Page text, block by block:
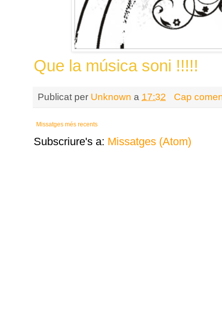
Que la música soni !!!!!
Publicat per Unknown a 17:32 Cap
Missatges més recents
Subscriure's a: Missatges (Atom)